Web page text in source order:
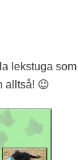
lekstuga
alltså! 😉